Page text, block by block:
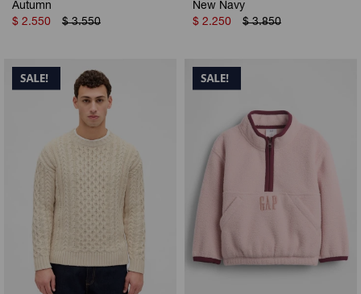
Autumn
$ 2.550 $ 3.550
New Navy
$ 2.250 $ 3.850